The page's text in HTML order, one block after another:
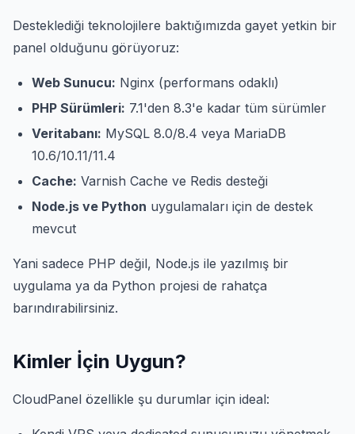
Desteklediği teknolojilere baktığımızda gayet yetkin bir
panel olduğunu görüyoruz:
Web Sunucu: Nginx (performans odaklı)
PHP Sürümleri: 7.1'den 8.3'e kadar tüm sürümler
Veritabanı: MySQL 8.0/8.4 veya MariaDB
10.6/10.11/11.4
Cache: Varnish Cache ve Redis desteği
Node.js ve Python uygulamaları için de destek
mevcut
Yani sadece PHP değil, Node.js ile yazılmış bir
uygulama ya da Python projesi de rahatça
barındırabilirsiniz.
Kimler İçin Uygun?
CloudPanel özellikle şu durumlar için ideal: